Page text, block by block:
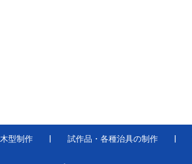
木型制作 試作品・各種治具の制作